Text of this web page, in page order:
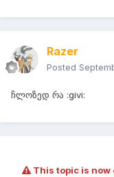
Razer
Posted
ჩლოზედ რა :givi:
This topic is